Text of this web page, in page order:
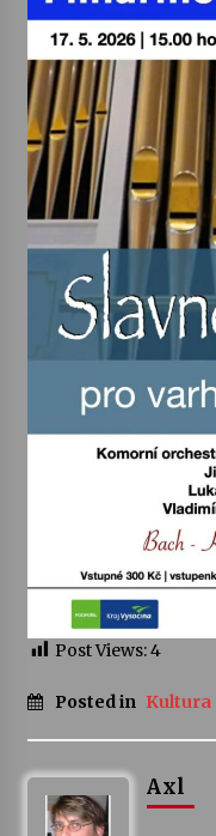
23.
Letní
22. 7.
17.
14.
Za
odkaz
13.
Želiv
30. 6.
Post Views:4
Posted in Kultura
Axl